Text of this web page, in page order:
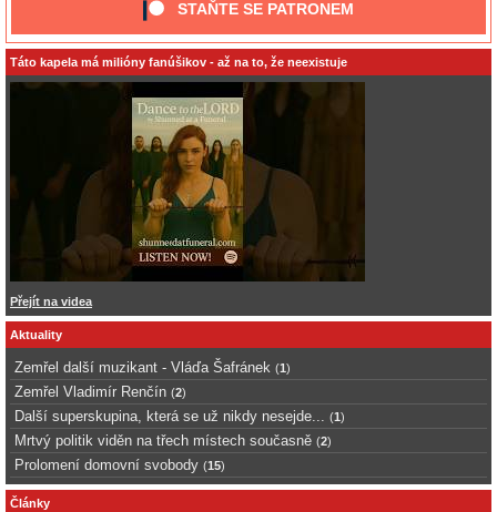
STAŇTE SE PATRONEM
Táto kapela má milióny fanúšikov - až na to, že neexistuje
Přejít na videa
Aktuality
Zemřel další muzikant - Vláďa Šafránek (1)
Zemřel Vladimír Renčín (2)
Další superskupina, která se už nikdy nesejde... (1)
Mrtvý politik viděn na třech místech současně (2)
Prolomení domovní svobody (15)
Články